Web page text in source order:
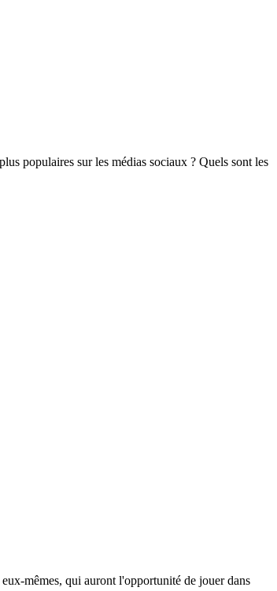
populaires sur les médias sociaux ? Quels sont les
mêmes, qui auront l'opportunité de jouer dans